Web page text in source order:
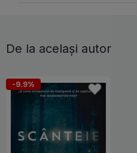
De la același autor
-9.9%